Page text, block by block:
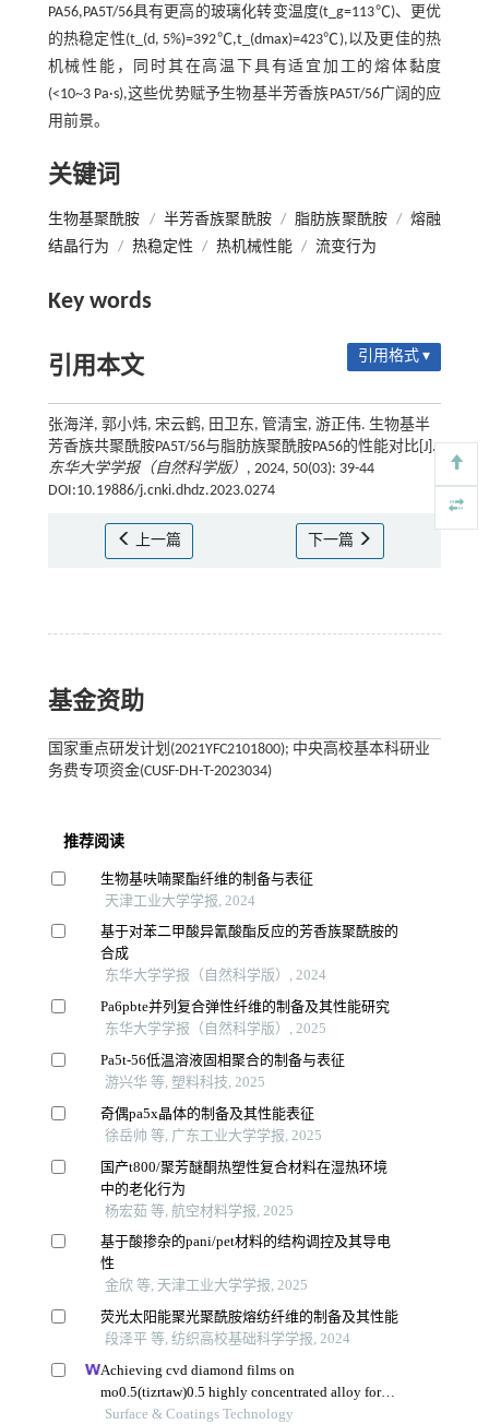
PA56,PA5T/56具有更高的玻璃化转变温度(t_g=113℃)、更优
的热稳定性(t_(d, 5%)=392℃,t_(dmax)=423℃),以及更佳的热
机械性能，同时其在高温下具有适宜加工的熔体黏度
(<10~3 Pa·s),这些优势赋予生物基半芳香族PA5T/56广阔的应
用前景。
关键词
生物基聚酰胺 / 半芳香族聚酰胺 / 脂肪族聚酰胺 / 熔融
结晶行为 / 热稳定性 / 热机械性能 / 流变行为
Key words
引用本文 引用格式 ▾
张海洋, 郭小炜, 宋云鹤, 田卫东, 管清宝, 游正伟. 生物基半
芳香族共聚酰胺PA5T/56与脂肪族聚酰胺PA56的性能对比[J].
东华大学学报（自然科学版） , 2024, 50(03): 39-44
DOI:10.19886/j.cnki.dhdz.2023.0274
上一篇 下一篇
基金资助
国家重点研发计划(2021YFC2101800); 中央高校基本科研业
务费专项资金(CUSF-DH-T-2023034)